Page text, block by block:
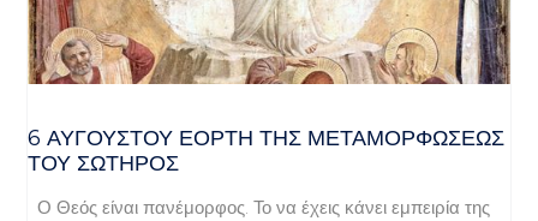
6 ΑΥΓΟΥΣΤΟΥ ΕΟΡΤΗ ΤΗΣ ΜΕΤΑΜΟΡΦΩΣΕΩΣ
ΤΟΥ ΣΩΤΗΡΟΣ
Ο Θεός είναι πανέμορφος. Το να έχεις κάνει εμπειρία της